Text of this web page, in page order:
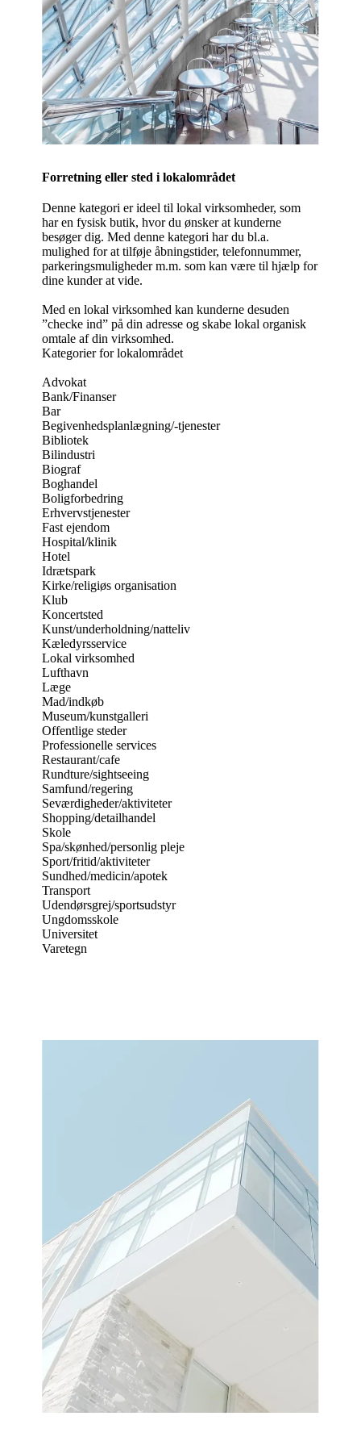
Forretning eller sted i lokalområdet
Denne kategori er ideel til lokal virksomheder, som
har en fysisk butik, hvor du ønsker at kunderne
besøger dig. Med denne kategori har du bl.a.
mulighed for at tilføje åbningstider, telefonnummer,
parkeringsmuligheder m.m. som kan være til hjælp for
dine kunder at vide.
Med en lokal virksomhed kan kunderne desuden
”checke ind” på din adresse og skabe lokal organisk
omtale af din virksomhed.
Kategorier for lokalområdet
Advokat
Bank/Finanser
Bar
Begivenhedsplanlægning/-tjenester
Bibliotek
Bilindustri
Biograf
Boghandel
Boligforbedring
Erhvervstjenester
Fast ejendom
Hospital/klinik
Hotel
Idrætspark
Kirke/religiøs organisation
Klub
Koncertsted
Kunst/underholdning/natteliv
Kæledyrsservice
Lokal virksomhed
Lufthavn
Læge
Mad/indkøb
Museum/kunstgalleri
Offentlige steder
Professionelle services
Restaurant/cafe
Rundture/sightseeing
Samfund/regering
Seværdigheder/aktiviteter
Shopping/detailhandel
Skole
Spa/skønhed/personlig pleje
Sport/fritid/aktiviteter
Sundhed/medicin/apotek
Transport
Udendørsgrej/sportsudstyr
Ungdomsskole
Universitet
Varetegn